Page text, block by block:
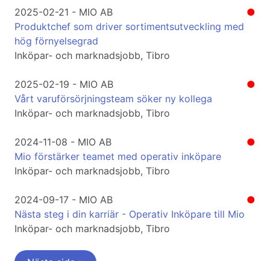
●
2025-02-21 - MIO AB
Produktchef som driver sortimentsutveckling med
hög förnyelsegrad
Inköpar- och marknadsjobb, Tibro
●
2025-02-19 - MIO AB
Vårt varuförsörjningsteam söker ny kollega
Inköpar- och marknadsjobb, Tibro
●
2024-11-08 - MIO AB
Mio förstärker teamet med operativ inköpare
Inköpar- och marknadsjobb, Tibro
●
2024-09-17 - MIO AB
Nästa steg i din karriär - Operativ Inköpare till Mio
Inköpar- och marknadsjobb, Tibro